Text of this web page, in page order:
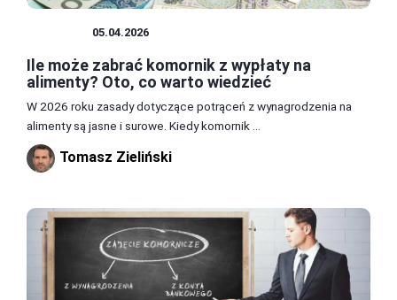
05.04.2026
Ile może zabrać komornik z wypłaty na
alimenty? Oto, co warto wiedzieć
W 2026 roku zasady dotyczące potrąceń z wynagrodzenia na
alimenty są jasne i surowe. Kiedy komornik ...
Tomasz Zieliński